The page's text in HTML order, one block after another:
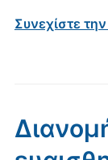
Συνεχίστε